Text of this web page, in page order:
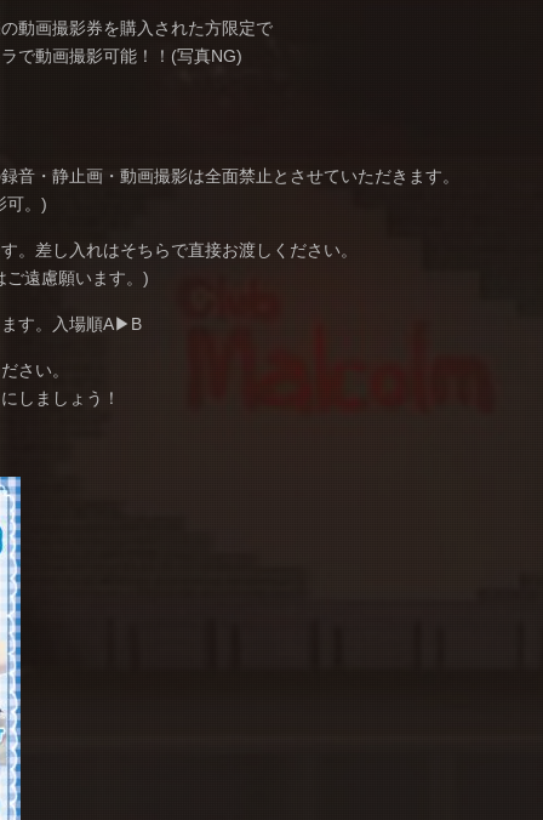
動画撮影券を購入された方限定で
で動画撮影可能！！(写真NG)
音・静止画・動画撮影は全面禁止とさせていただきます。
可。)
。差し入れはそちらで直接お渡しください。
ご遠慮願います。)
ます。入場順A▶︎B
さい。
しましょう！